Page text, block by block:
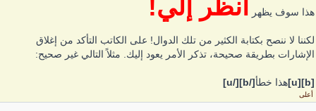
هذا سوف يظهر انظر إلي!
لكننا لا ننصح بكتابة الكثير من تلك الدوال! على الكاتب التأكد من إغلاق
الإشارات بطريقة صحيحة، تذكر الأمر يعود إليك. مثلاً التالي غير صحيح:
[b][u] هذا خطأ[/b][/u]
أعلى